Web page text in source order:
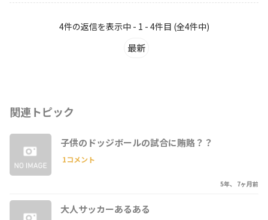
4件の返信を表示中 - 1 - 4件目 (全4件中)
最新
関連トピック
子供のドッジボールの試合に賄賂？？
1コメント
5年、 7ヶ月前
大人サッカーあるある